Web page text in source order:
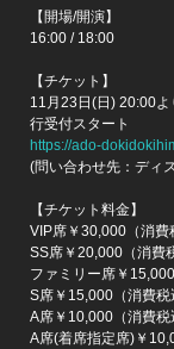
【開場/開演】
16:00 / 18:00
【チケット】
11月23日(日) 20:00
行受付スタート
https://ado-
(問い合わせ先：ディ
【チケット料金】
VIP席￥30,000（消
SS席￥20,000（消費
ファミリー席￥
S席￥15,000（消費税
A席￥10,000（消費税
A席(着席指定席)￥